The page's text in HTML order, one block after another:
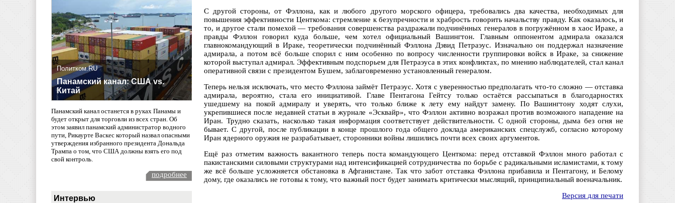
Политком.RU
Панамский канал: США vs.
Китай
Панамский канал останется в руках Панамы и
будет открыт для торговли из всех стран. Об
этом заявил панамский администратор водного
пути, Рикаурте Васкес который назвал опасными
утверждения избранного президента Дональда
Трампа о том, что США должны взять его под
свой контроль.
подробнее
Интервью
С другой стороны, от Фэллона, как и любого другого морского офицера, требовались два качества, необходимых для
повышения эффективности Центкома: стремление к безупречности и храбрость говорить начальству правду. Как оказалось, и
то, и другое стали помехой — требования совершенства раздражали подчинённых генералов в погружённом в хаос Ираке, а
правды Фэллон говорил куда больше, чем хотел официальный Вашингтон. Главным оппонентом адмирала оказался
главнокомандующий в Ираке, теоретически подчинённый Фэллона Дэвид Петраэус. Изначально он поддержал назначение
адмирала, а потом всё больше спорил с ним особенно по вопросу численности группировки войск в Ираке, за снижение
которой выступал адмирал. Эффективным подспорьем для Петраэуса в этих конфликтах, по мнению наблюдателей, стал канал
оперативной связи с президентом Бушем, заблаговременно установленный генералом.
Теперь нельзя исключать, что место Фэллона займёт Петраэус. Хотя с уверенностью предполагать что-то сложно — отставка
адмирала, вероятно, стала его инициативой. Главе Пентагона Гейтсу только остаётся рассыпаться в благодарностях
ушедшему на покой адмиралу и уверять, что только ближе к лету ему найдут замену. По Вашингтону ходят слухи,
укрепившиеся после недавней статьи в журнале «Эсквайр», что Фэллон активно возражал против возможного нападение на
Иран. Трудно сказать, насколько такая информация соответствует действительности. С одной стороны, дыма без огня не
бывает. С другой, после публикации в конце прошлого года общего доклада американских спецслужб, согласно которому
Иран ядерного оружия не разрабатывает, сторонники войны лишились почти всех своих аргументов.
Ещё раз отметим важность вакантного теперь поста командующего Центкома: перед отставкой Фэллон много работал с
пакистанскими силовыми структурами над интенсификацией сотрудничества по борьбе с радикальными исламистами, к тому
же всё больше усложняется обстановка в Афганистане. Так что забот отставка Фэллона прибавила и Пентагону, и Белому
дому, где оказались не готовы к тому, что важный пост будет занимать критически мыслящий, принципиальный военачальник.
Версия для печати